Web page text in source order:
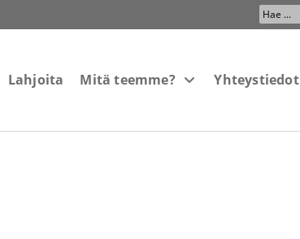
Search
...
Lahjoita Mitä teemme? Yhteystiedot